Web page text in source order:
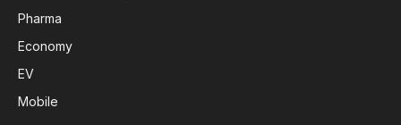
Pharma
Economy
EV
Mobile